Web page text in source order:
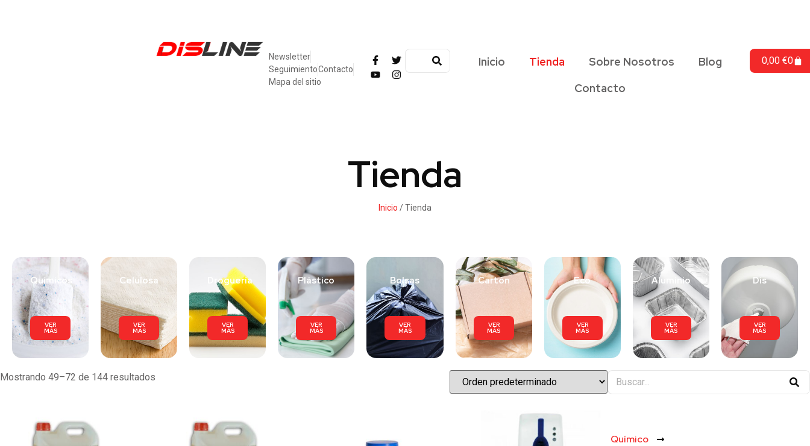
Newsletter
SeguimientoContacto
Mapa del sitio
Inicio Tienda Sobre Nosotros
Blog
Contacto
0,00€0
Tienda
Inicio / Tienda
Químicos
VER
MÁS
Celulosa
VER
MÁS
Droguería
VER
MÁS
Plástico
VER
MÁS
Bolsas
VER
MÁS
Cartón
VER
MÁS
Eco
VER
MÁS
Aluminio
VER
MÁS
Dis
VER
MÁS
Mostrando 49–72 de 144 resultados
Químico